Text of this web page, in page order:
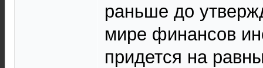
раньше до
мире финансов
придется на